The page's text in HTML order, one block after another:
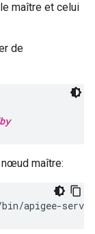
maître et celui
de
maître:
apigee-